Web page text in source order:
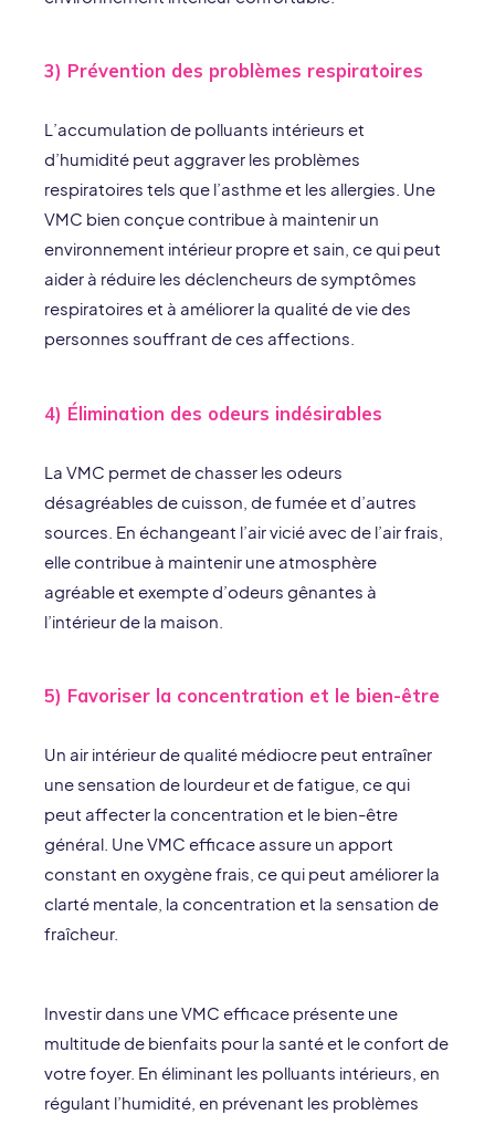
3) Prévention des problèmes respiratoires
L’accumulation de polluants intérieurs et
d’humidité peut aggraver les problèmes
respiratoires tels que l’asthme et les allergies. Une
VMC bien conçue contribue à maintenir un
environnement intérieur propre et sain, ce qui peut
aider à réduire les déclencheurs de symptômes
respiratoires et à améliorer la qualité de vie des
personnes souffrant de ces affections.
4) Élimination des odeurs indésirables
La VMC permet de chasser les odeurs
désagréables de cuisson, de fumée et d’autres
sources. En échangeant l’air vicié avec de l’air frais,
elle contribue à maintenir une atmosphère
agréable et exempte d’odeurs gênantes à
l’intérieur de la maison.
5) Favoriser la concentration et le bien-être
Un air intérieur de qualité médiocre peut entraîner
une sensation de lourdeur et de fatigue, ce qui
peut affecter la concentration et le bien-être
général. Une VMC efficace assure un apport
constant en oxygène frais, ce qui peut améliorer la
clarté mentale, la concentration et la sensation de
fraîcheur.
Investir dans une VMC efficace présente une
multitude de bienfaits pour la santé et le confort de
votre foyer. En éliminant les polluants intérieurs, en
régulant l’humidité, en prévenant les problèmes